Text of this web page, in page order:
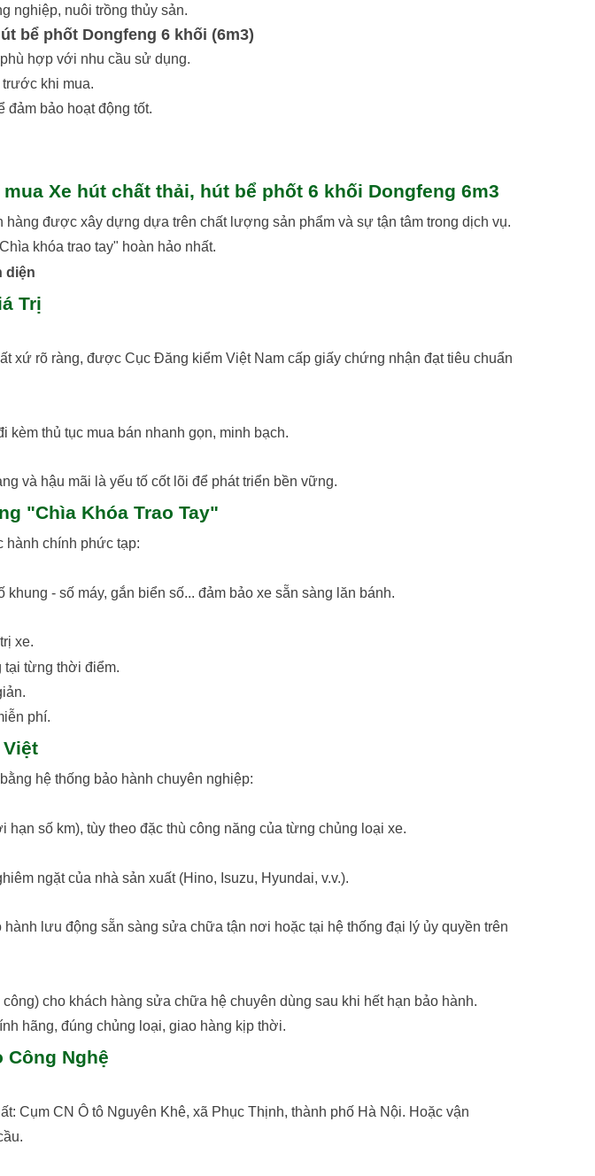
nghiệp, nuôi trồng thủy sản.
bể phốt Dongfeng 6 khối (6m3)
hợp với nhu cầu sử dụng.
trước khi mua.
bảo hoạt động tốt.
Xe hút chất thải, hút bể phốt 6 khối Dongfeng 6m3
hàng được xây dựng dựa trên chất lượng sản phẩm và sự tận tâm trong dịch vụ.
khóa trao tay" hoàn hảo nhất.
diện
Trị
xứ rõ ràng, được Cục Đăng kiểm Việt Nam cấp giấy chứng nhận đạt tiêu chuẩn
thủ tục mua bán nhanh gọn, minh bạch.
và hậu mãi là yếu tố cốt lõi để phát triển bền vững.
"Chìa Khóa Trao Tay"
hành chính phức tạp:
- số máy, gắn biển số... đảm bảo xe sẵn sàng lăn bánh.
xe.
tại từng thời điểm.
phí.
hệ thống bảo hành chuyên nghiệp:
hạn số km), tùy theo đặc thù công năng của từng chủng loại xe.
ngặt của nhà sản xuất (Hino, Isuzu, Hyundai, v.v.).
lưu động sẵn sàng sửa chữa tận nơi hoặc tại hệ thống đại lý ủy quyền trên
cho khách hàng sửa chữa hệ chuyên dùng sau khi hết hạn bảo hành.
hãng, đúng chủng loại, giao hàng kịp thời.
Công Nghệ
Cụm CN Ô tô Nguyên Khê, xã Phục Thịnh, thành phố Hà Nội. Hoặc vận